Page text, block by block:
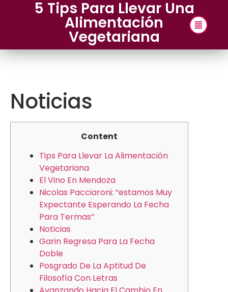
5 Tips Para Llevar Una
Alimentación
Vegetariana
Noticias
Content
Tips Para Llevar La Alimentación
Vegetariana
El Vino En Mendoza
Nicolas Pacciaroni: “estamos Muy
Expectante Esperando La Fecha
Para Termas”
Noticias
Garin Regresa Para La Fecha
Doble
Posgrado De La Aptitud De
Filosofía Con Letras